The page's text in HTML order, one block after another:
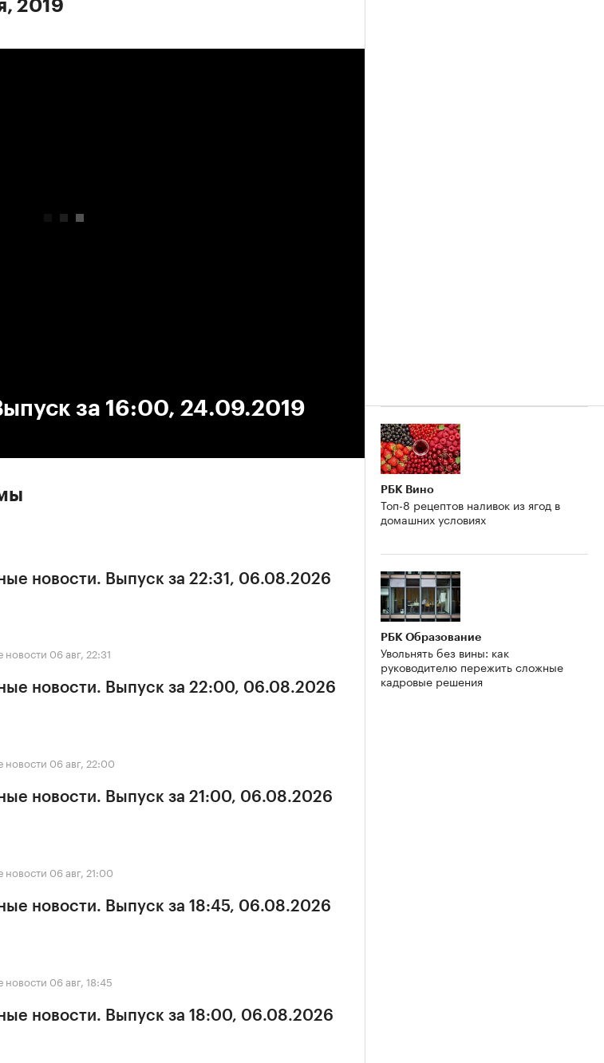
2019
за 16:00, 24.09.2019
новости. Выпуск за 22:31, 06.08.2026
новости 06 авг, 22:31
новости. Выпуск за 22:00, 06.08.2026
новости 06 авг, 22:00
новости. Выпуск за 21:00, 06.08.2026
новости 06 авг, 21:00
новости. Выпуск за 18:45, 06.08.2026
новости 06 авг, 18:45
новости. Выпуск за 18:00, 06.08.2026
РБК Вино
Топ-8 рецептов наливок из ягод в
домашних условиях
РБК Образование
Увольнять без вины: как
руководителю пережить сложные
кадровые решения